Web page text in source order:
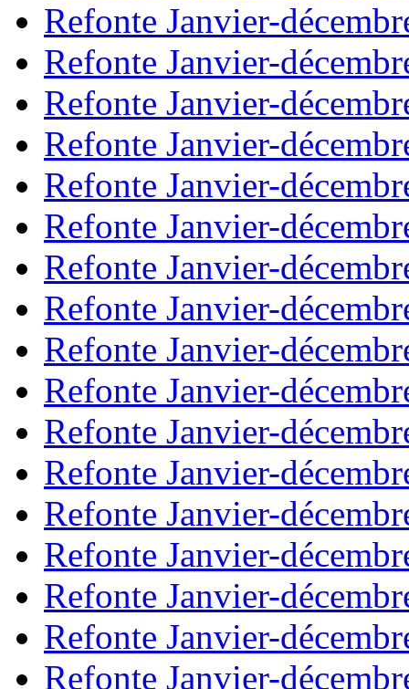
Refonte Janvier-
Refonte Janvier-
Refonte Janvier-
Refonte Janvier-
Refonte Janvier-
Refonte Janvier-
Refonte Janvier-
Refonte Janvier-
Refonte Janvier-
Refonte Janvier-
Refonte Janvier-
Refonte Janvier-
Refonte Janvier-
Refonte Janvier-
Refonte Janvier-
Refonte Janvier-
Refonte Janvier-